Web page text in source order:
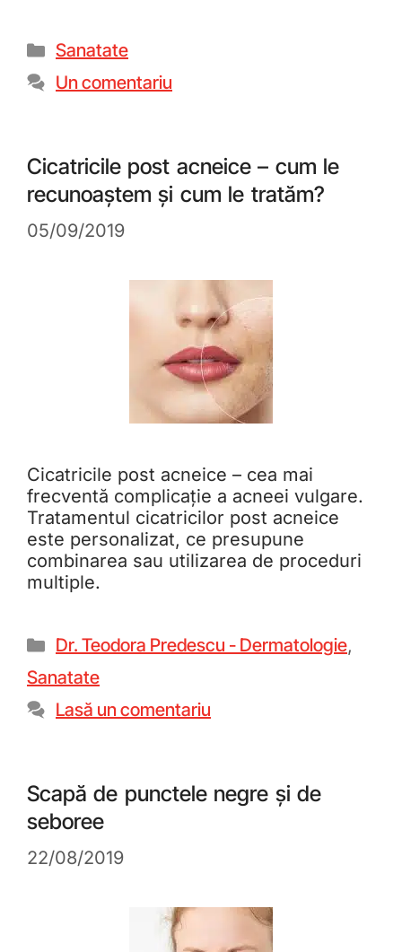
Sanatate
Un comentariu
Cicatricile post acneice – cum le
recunoaștem și cum le tratăm?
05/09/2019
Cicatricile post acneice – cea mai
frecventă complicație a acneei vulgare.
Tratamentul cicatricilor post acneice
este personalizat, ce presupune
combinarea sau utilizarea de proceduri
multiple.
Dr. Teodora Predescu - Dermatologie,
Sanatate
Lasă un comentariu
Scapă de punctele negre și de
seboree
22/08/2019